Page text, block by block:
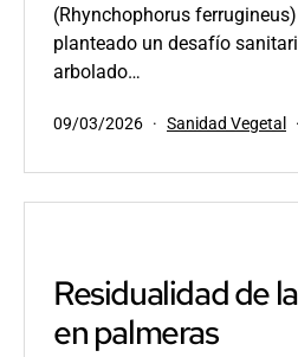
(Rhynchophorus
planteado un desafío
arbolado…
Publicada
09/03/2026
Categorizado
Sanidad Vegetal
Residualidad de
en palmeras